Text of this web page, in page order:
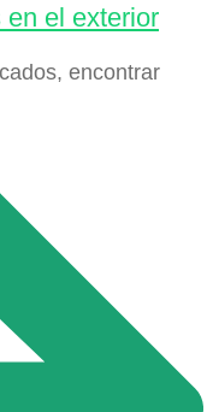
el exterior
encontrar